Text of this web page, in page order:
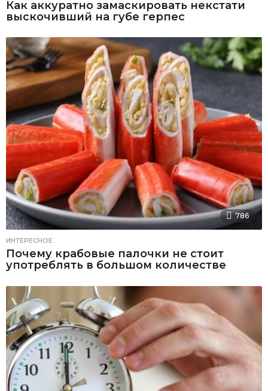
Как аккуратно замаскировать некстати
выскочивший на губе герпес
786
ИНТЕРЕСНОЕ
Почему крабовые палочки не стоит
употреблять в большом количестве